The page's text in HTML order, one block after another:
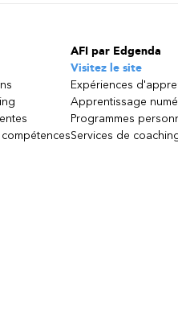
AFI par Edgenda
Visitez le site
Expériences
Apprentissage
Programmes
Services de